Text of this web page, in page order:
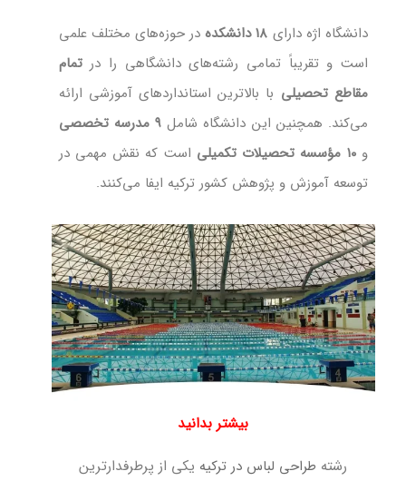
دانشگاه اژه دارای ۱۸ دانشکده
در حوزه‌های مختلف علمی
است و تقریباً تمامی رشته‌های دانشگاهی را درتمام
مقاطع تحصیلی با بالاترین استانداردهای آموزشی ارائه
می‌کند. همچنین این دانشگاه شامل ۹ مدرسه تخصصی
و۱۰ مؤسسه تحصیلات تکمیلی
است که نقش مهمی در
توسعه آموزش و پژوهش کشور ترکیه ایفا می‌کنند.
بیشتر بدانید
رشته طراحی لباس در ترکیه یکی از پرطرفدارترین